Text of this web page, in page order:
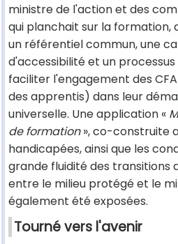
ministre de l'action et des
qui planchait sur la
un référentiel commun, une
d'accessibilité et un
faciliter l'engagement des
des apprentis) dans leur
universelle. Une application «
de formation», co-construite
handicapées, ainsi que les
grande fluidité des transitions
entre le milieu protégé et le
également été exposées.
Tourné vers l'avenir